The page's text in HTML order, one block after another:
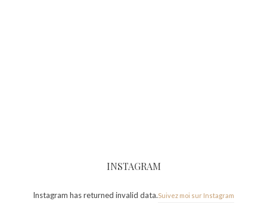
INSTAGRAM
Instagram has returned invalid data.Suivez moi sur Instagram